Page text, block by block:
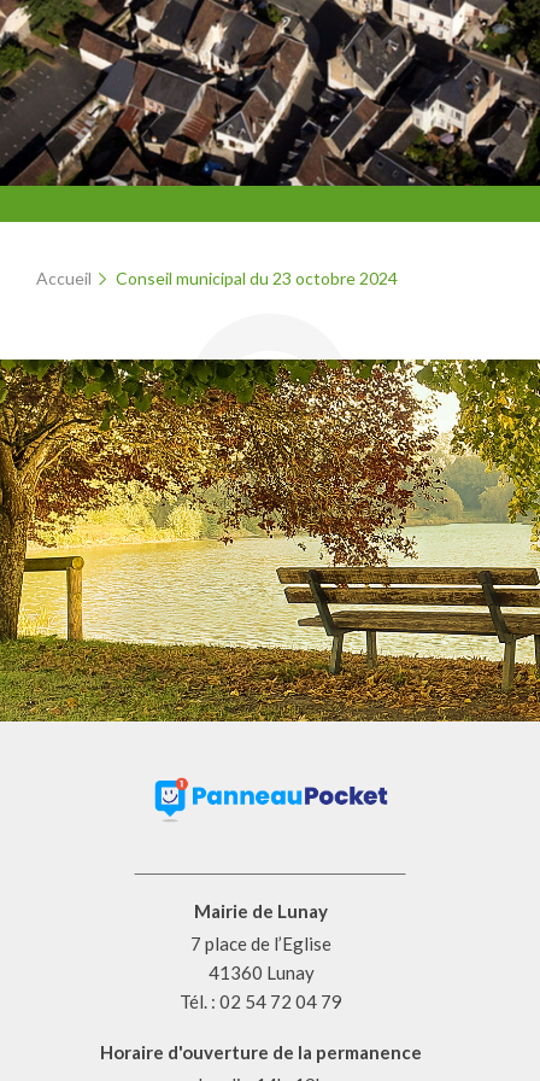
Accueil Conseil municipal du 23 octobre 2024
Mairie de Lunay
7 place de l’Eglise
41360 Lunay
Tél. : 02 54 72 04 79
Horaire d'ouverture de la permanence